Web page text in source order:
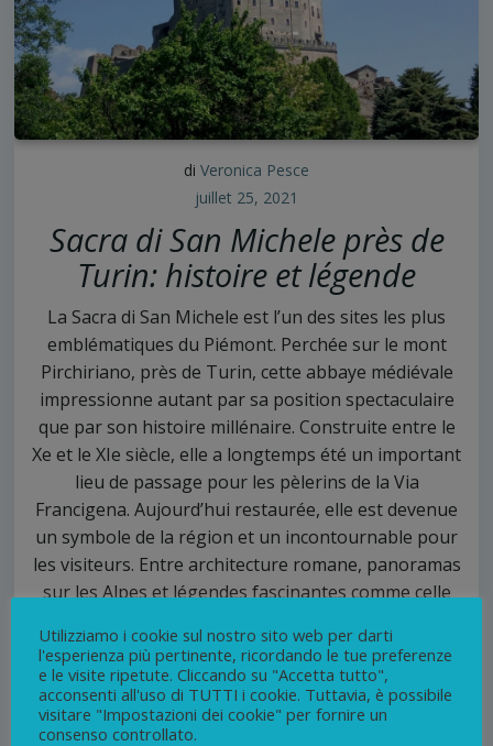
di Veronica Pesce
juillet 25, 2021
Sacra di San Michele près de
Turin: histoire et légende
La Sacra di San Michele est l’un des sites les plus
emblématiques du Piémont. Perchée sur le mont
Pirchiriano, près de Turin, cette abbaye médiévale
impressionne autant par sa position spectaculaire
que par son histoire millénaire. Construite entre le
Xe et le XIe siècle, elle a longtemps été un important
lieu de passage pour les pèlerins de la Via
Francigena. Aujourd’hui restaurée, elle est devenue
un symbole de la région et un incontournable pour
les visiteurs. Entre architecture romane, panoramas
sur les Alpes et légendes fascinantes comme celle
offre une expérience unique mêlant histoire,
spiritualité et nature. Accessible en voiture ou par
de magnifiques sentiers de randonnée, elle reste
une excursion incontournable depuis Turin.
Utilizziamo i cookie sul nostro sito web per darti
l'esperienza più pertinente, ricordando le tue preferenze
e le visite ripetute. Cliccando su "Accetta tutto",
acconsenti all'uso di TUTTI i cookie. Tuttavia, è possibile
visitare "Impostazioni dei cookie" per fornire un
consenso controllato.